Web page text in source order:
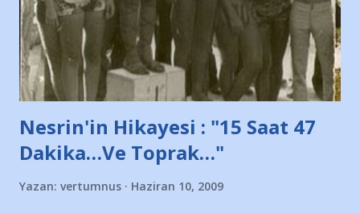
Belediyesi ile mağazaların bulunduğu alışveriş merkezlerini
de kınıyoruz'' diye de eklemiş .. Blogumuzda okuduğum bu
yazının hemen ardından bu habe...
Nesrin'in Hikayesi : "15 Saat 47
Dakika…Ve Toprak…"
Yazan: vertumnus Haziran 10, 2009